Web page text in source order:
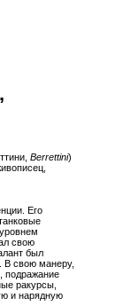
Berrettini)
Его
свою
был
В свою манеру,
подражание
ракурсы,
и нарядную